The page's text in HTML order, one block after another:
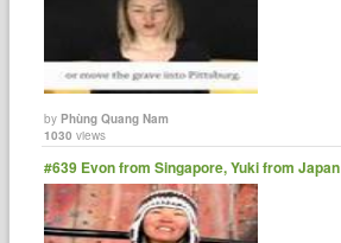
byPhùng Quang Nam
1030 views
#639 Evon from Singapore, Yuki from Japan